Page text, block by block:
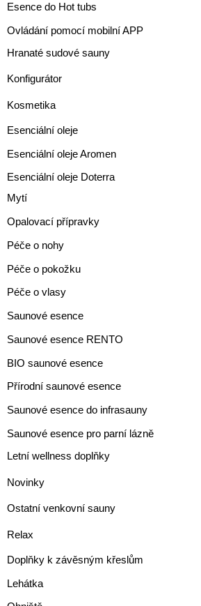
Esence do Hot tubs
Ovládání pomocí mobilní APP
Hranaté sudové sauny
Konfigurátor
Kosmetika
Esenciální oleje
Esenciální oleje Aromen
Esenciální oleje Doterra
Mytí
Opalovací přípravky
Péče o nohy
Péče o pokožku
Péče o vlasy
Saunové esence
Saunové esence RENTO
BIO saunové esence
Přírodní saunové esence
Saunové esence do infrasauny
Saunové esence pro parní lázně
Letní wellness doplňky
Novinky
Ostatní venkovní sauny
Relax
Doplňky k závěsným křeslům
Lehátka